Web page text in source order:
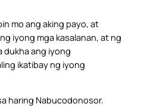
mo ang aking payo, at
iyong mga kasalanan, at ng
dukha ang iyong
ikatibay ng iyong
haring Nabucodonosor.